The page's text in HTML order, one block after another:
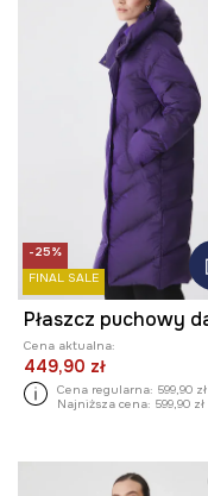
-25%
FINAL SALE
Cena aktualna:
449,90 zł
Cena regularna: 599,90 zł
Najniższa cena: 599,90 zł